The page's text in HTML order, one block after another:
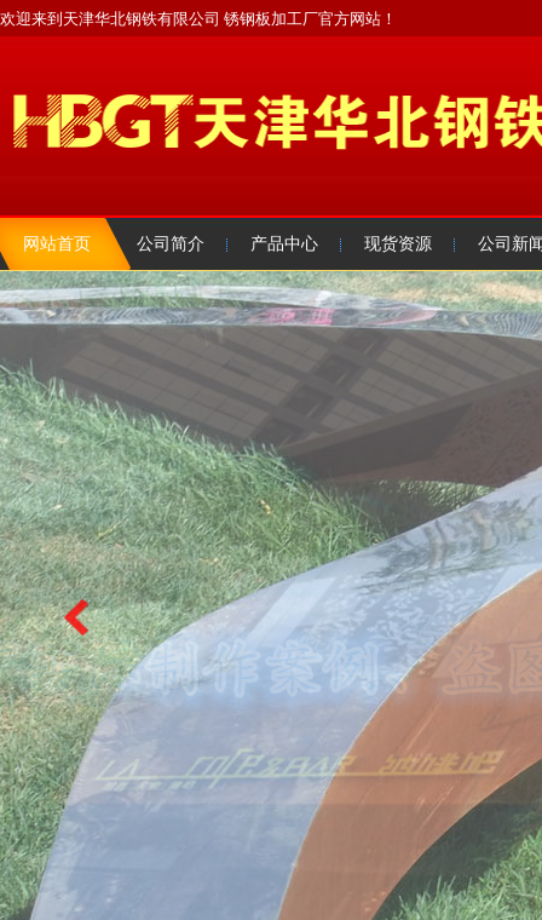
欢迎来到天津华北钢铁有限公司 锈钢板加工厂官方网站！
网站首页 公司简介 产品中心 现货资源 公司新